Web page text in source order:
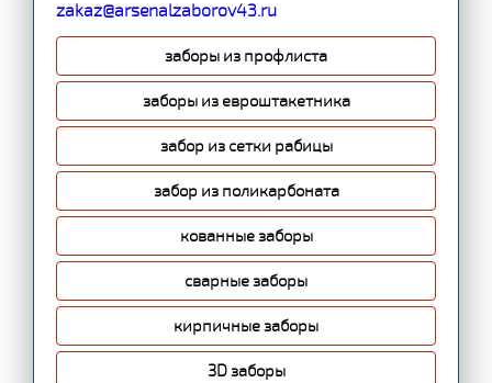
zakaz@arsenalzaborov43.ru
заборы из профлиста
заборы из евроштакетника
забор из сетки рабицы
забор из поликарбоната
кованные заборы
сварные заборы
кирпичные заборы
3D заборы